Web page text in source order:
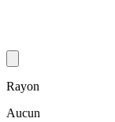
Rayon
Aucun